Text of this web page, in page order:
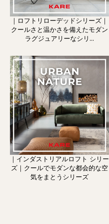
｜ロフトリローデッドシリーズ｜
クールさと温かさを備えたモダン
ラグジュアリーなシリ...
｜インダストリアルロフト シリー
ズ｜クールでモダンな都会的な空
気をまとうシリーズ